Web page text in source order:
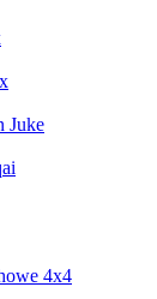
Juke
4x4